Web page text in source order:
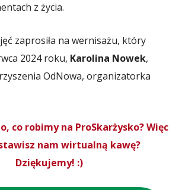
z życia.
zaprosiła na wernisażu, który
2024 roku, Karolina Nowek,
OdNowa, organizatorka
co robimy na ProSkarżysko? Więc
nam wirtualną kawę?
Dziękujemy! :)